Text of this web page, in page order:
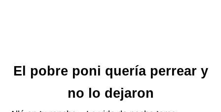
El pobre poni quería perrear y
no lo dejaron